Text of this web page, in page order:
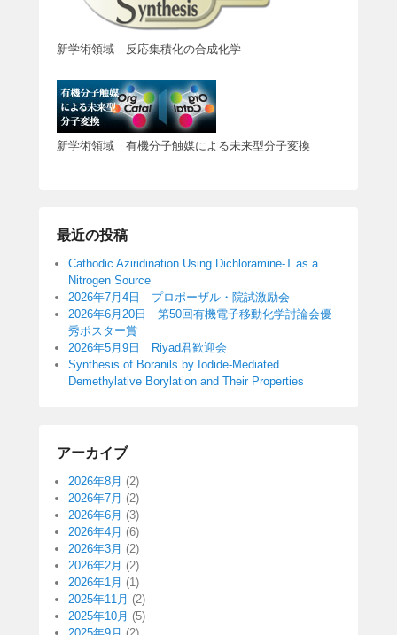
新学術領域 反応集積化の合成化学
新学術領域 有機分子触媒による未来型分子変換
最近の投稿
Cathodic Aziridination Using Dichloramine-T as a
Nitrogen Source
2026年7月4日 プロポーザル・院試激励会
2026年6月20日 第50回有機電子移動化学討論会優
秀ポスター賞
2026年5月9日 Riyad君歓迎会
Synthesis of Boranils by Iodide-Mediated
Demethylative Borylation and Their Properties
アーカイブ
2026年8月 (2)
2026年7月 (2)
2026年6月 (3)
2026年4月 (6)
2026年3月 (2)
2026年2月 (2)
2026年1月 (1)
2025年11月 (2)
2025年10月 (5)